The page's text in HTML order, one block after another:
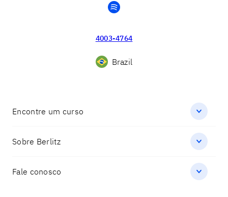
spotify
4003-4764
Brazil
Encontre um curso
Sobre Berlitz
Fale conosco